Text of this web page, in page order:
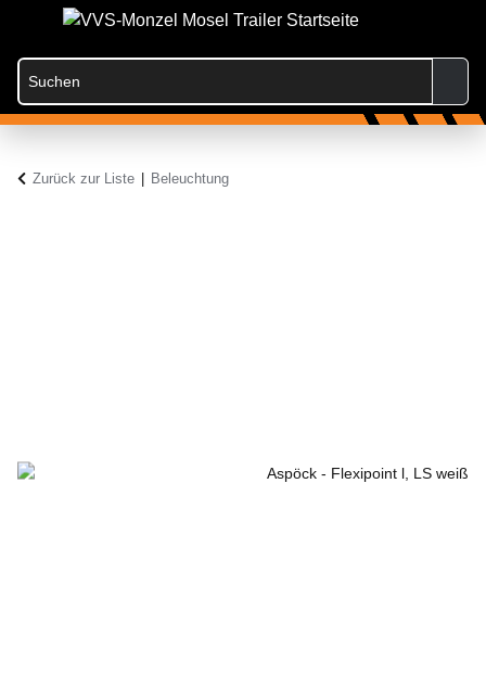
Zurück zur Liste Beleuchtung